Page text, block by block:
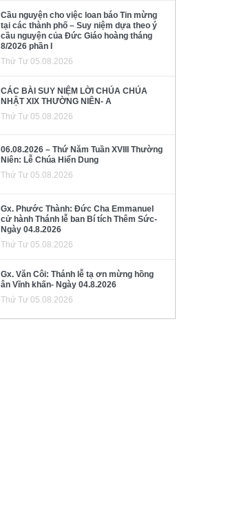
Cầu nguyện cho việc loan báo Tin mừng
tại các thành phố – Suy niệm dựa theo ý
cầu nguyện của Đức Giáo hoàng tháng
8/2026 phần I
Thứ Tư 05.08.2026
CÁC BÀI SUY NIỆM LỜI CHÚA CHÚA
NHẬT XIX THƯỜNG NIÊN- A
Thứ Tư 05.08.2026
06.08.2026 – Thứ Năm Tuần XVIII Thường
Niên: Lễ Chúa Hiển Dung
Thứ Tư 05.08.2026
Gx. Phước Thành: Đức Cha Emmanuel
cử hành Thánh lễ ban Bí tích Thêm Sức-
Ngày 04.8.2026
Thứ Tư 05.08.2026
Gx. Văn Côi: Thánh lễ tạ ơn mừng hồng
ân Vĩnh khấn- Ngày 04.8.2026
Thứ Tư 05.08.2026